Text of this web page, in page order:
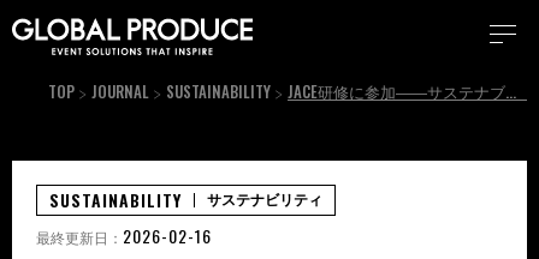
TOP JOURNAL SUSTAINABILITY JACE研修に参加――サステナブルを考える
SUSTAINABILITY サステナビリティ
最終更新日： 2026-02-16